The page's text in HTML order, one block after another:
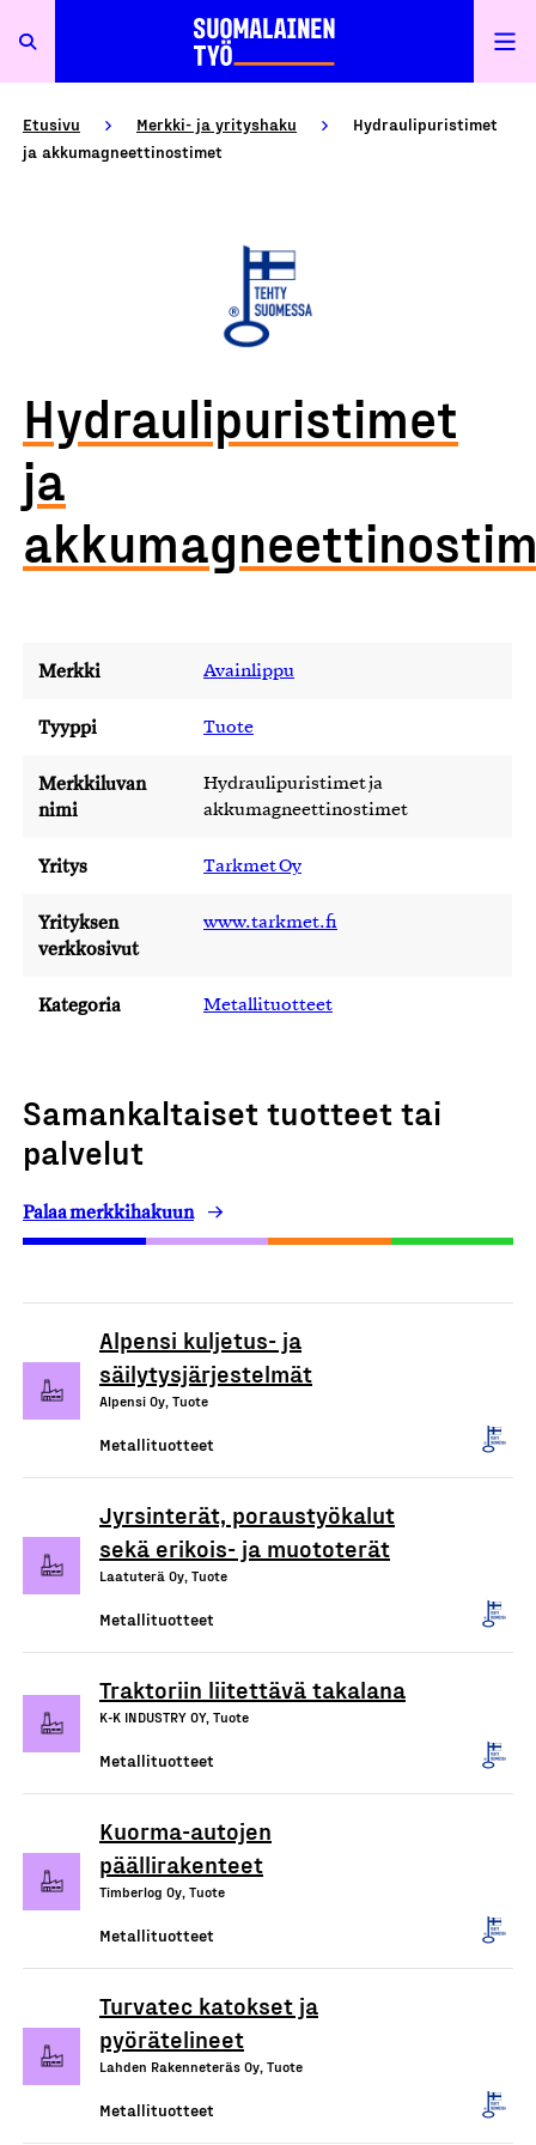
Etusivu Merkki- ja yrityshaku
Hydraulipuristimet
ja akkumagneettinostimet
Hydraulipuristimet
ja
Merkki Avainlippu
Tyyppi Tuote
Merkkiluvan
nimi
Hydraulipuristimet ja
akkumagneettinostimet
Yritys Tarkmet Oy
Yrityksen
verkkosivut
www.tarkmet.fi
Kategoria Metallituotteet
Samankaltaiset tuotteet tai
palvelut
Palaa merkkihakuun
Alpensi kuljetus- ja
säilytysjärjestelmät
Alpensi Oy, Tuote
Metallituotteet
Jyrsinterät, poraustyökalut
sekä erikois- ja muototerät
Laatuterä Oy, Tuote
Metallituotteet
Traktoriin liitettävä takalana
K-K INDUSTRY OY, Tuote
Metallituotteet
Kuorma-autojen
päällirakenteet
Timberlog Oy, Tuote
Metallituotteet
Turvatec katokset ja
pyörätelineet
Lahden Rakenneteräs Oy, Tuote
Metallituotteet